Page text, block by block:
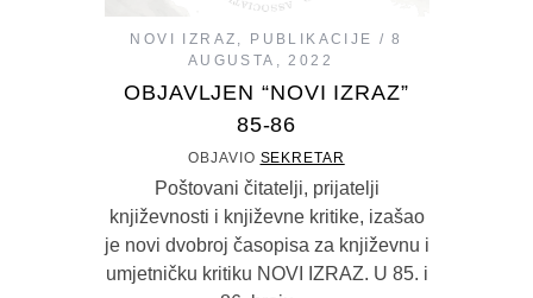
NOVI IZRAZ , PUBLIKACIJE
8
AUGUSTA, 2022
OBJAVLJEN “NOVI IZRAZ”
85-86
OBJAVIO SEKRETAR
Poštovani čitatelji, prijatelji
književnosti i književne kritike, izašao
je novi dvobroj časopisa za književnu i
umjetničku kritiku NOVI IZRAZ. U 85. i